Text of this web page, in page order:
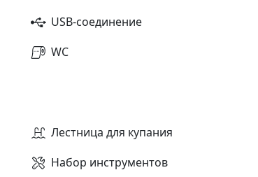
USB-соединение
WC
Лестница для купания
Набор инструментов